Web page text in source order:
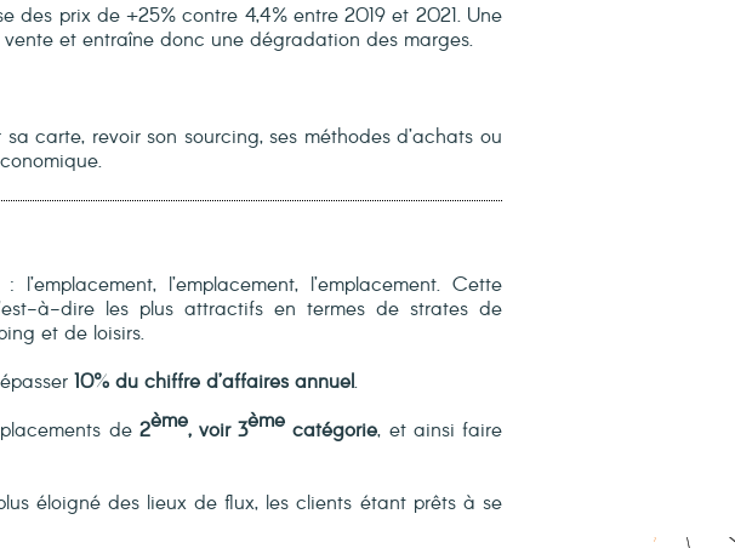
des prix de +25% contre 4,4% entre 2019 et 2021. Une
et entraîne donc une dégradation des marges.
carte, revoir son sourcing, ses méthodes d’achats ou
l’emplacement, l’emplacement. Cette
à-dire les plus attractifs en termes de strates de
et de loisirs.
10% du chiffre d’affaires annuel.
de 2ème, voir 3ème catégorie, et ainsi faire
éloigné des lieux de flux, les clients étant prêts à se